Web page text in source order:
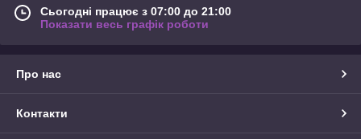
Сьогодні працює з 07:00 до 21:00
Показати весь графік роботи
Про нас
Контакти